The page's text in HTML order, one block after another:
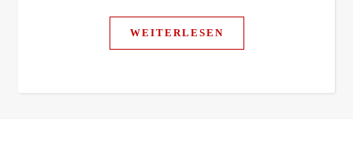
WEITERLESEN